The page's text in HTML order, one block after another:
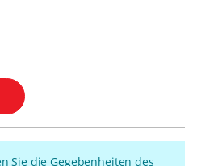
Sie die Gegebenheiten des